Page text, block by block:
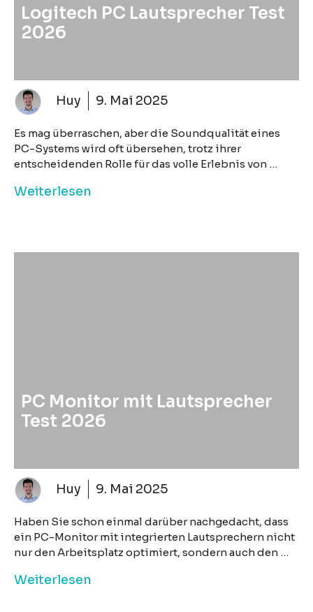
Logitech PC Lautsprecher Test
2026
Huy 9. Mai 2025
Es mag überraschen, aber die Soundqualität eines
PC-Systems wird oft übersehen, trotz ihrer
entscheidenden Rolle für das volle Erlebnis von …
Weiterlesen
PC Monitor mit Lautsprecher
Test 2026
Huy 9. Mai 2025
Haben Sie schon einmal darüber nachgedacht, dass
ein PC-Monitor mit integrierten Lautsprechern nicht
nur den Arbeitsplatz optimiert, sondern auch den …
Weiterlesen